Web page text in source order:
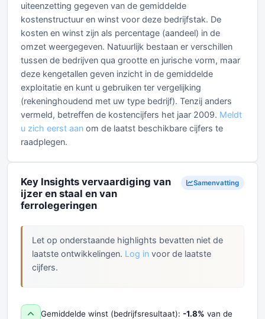
uiteenzetting gegeven van de gemiddelde
kostenstructuur en winst voor deze bedrijfstak. De
kosten en winst zijn als percentage (aandeel) in de
omzet weergegeven. Natuurlijk bestaan er verschillen
tussen de bedrijven qua grootte en jurische vorm, maar
deze kengetallen geven inzicht in de gemiddelde
exploitatie en kunt u gebruiken ter vergelijking
(rekeninghoudend met uw type bedrijf). Tenzij anders
vermeld, betreffen de kostencijfers het jaar 2009. Meldt
u zich eerst aan om de laatst beschikbare cijfers te
raadplegen.
Key Insights vervaardiging van
ijzer en staal en van
ferrolegeringen
Samenvatting
Let op onderstaande highlights bevatten niet de
laatste ontwikkelingen. Log in voor de laatste
cijfers.
Gemiddelde winst (bedrijfsresultaat): -1.8% van de